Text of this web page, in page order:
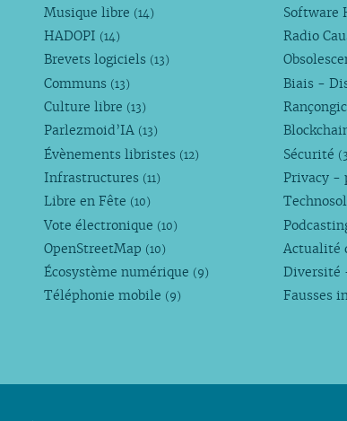
Musique libre (14)
HADOPI (14)
Brevets logiciels (13)
Communs (13)
Culture libre (13)
Parlezmoid’IA (13)
Évènements libristes (12)
Infrastructures (11)
Libre en Fête (10)
Vote électronique (10)
OpenStreetMap (10)
Écosystème numérique (9)
Téléphonie mobile (9)
Software
Radio
Biais -
Sécurité
Privacy -
Actualité
Diversité
Fausses